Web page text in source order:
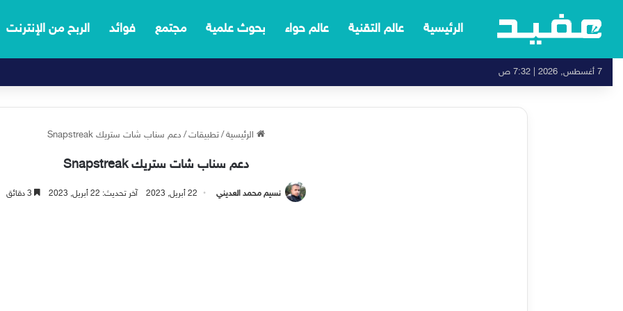
الرئيسية عالم التقنية عالم حواء بحوث علمية مجتمع فوائد الربح من الإنترنت
7 أغسطس, 2026 | 7:32 ص
الرئيسية / تطبيقات / دعم سناب شات ستريك Snapstreak
دعم سناب شات ستريك Snapstreak
نسيم محمد العديني 22 أبريل, 2023 آخر تحديث: 22 أبريل, 2023